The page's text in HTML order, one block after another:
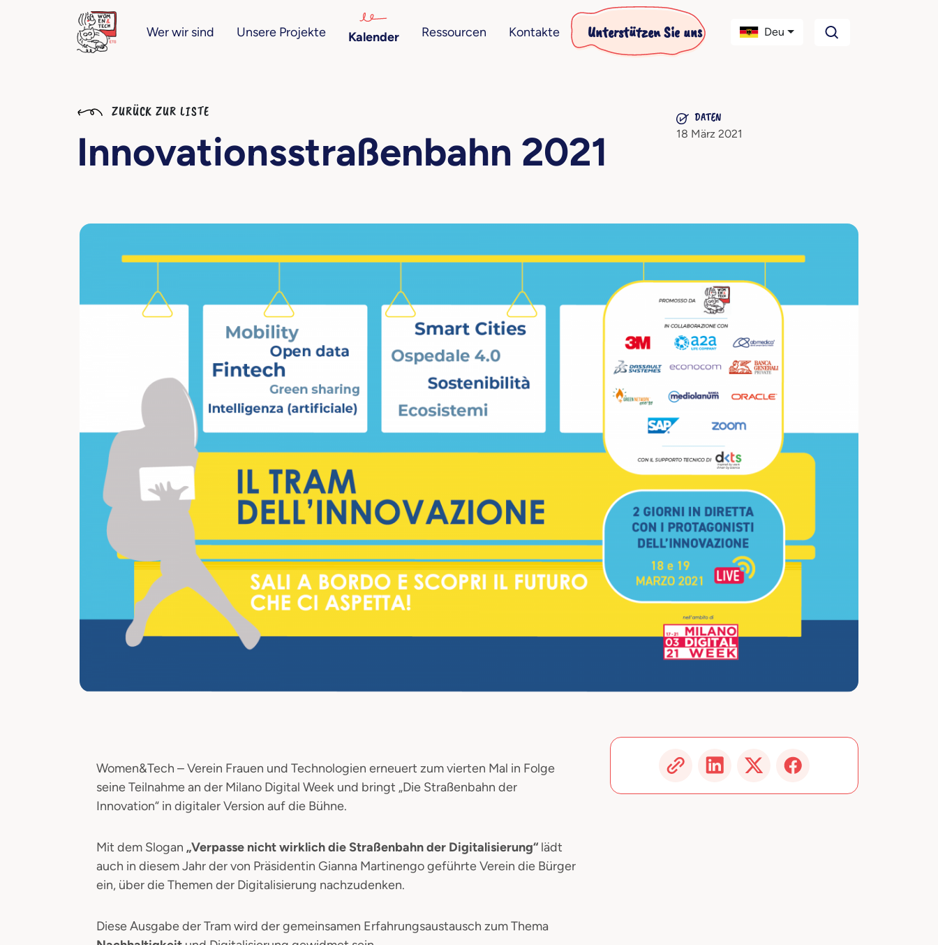
Wer wir sind Unsere Projekte Kalender Ressourcen Kontakte Unterstützen Sie uns Deu
ZURÜCK ZUR LISTE
Innovationsstraßenbahn 2021
DATEN
18 März 2021
Women&Tech – Verein Frauen und Technologien erneuert zum vierten Mal in Folge
seine Teilnahme an der Milano Digital Week und bringt „Die Straßenbahn der
Innovation“ in digitaler Version auf die Bühne.
Mit dem Slogan „Verpasse nicht wirklich die Straßenbahn der Digitalisierung“ lädt
auch in diesem Jahr der von Präsidentin Gianna Martinengo geführte Verein die Bürger
ein, über die Themen der Digitalisierung nachzudenken.
Diese Ausgabe der Tram wird der gemeinsamen Erfahrungsaustausch zum Thema